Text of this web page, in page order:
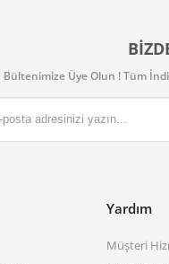
Bültenimize Üye Olun ! Tüm
Yardım
Müşteri